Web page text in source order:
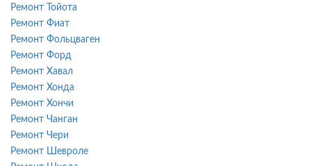
Ремонт Тойота
Ремонт Фиат
Ремонт Фольцваген
Ремонт Форд
Ремонт Хавал
Ремонт Хонда
Ремонт Хончи
Ремонт Чанган
Ремонт Чери
Ремонт Шевроле